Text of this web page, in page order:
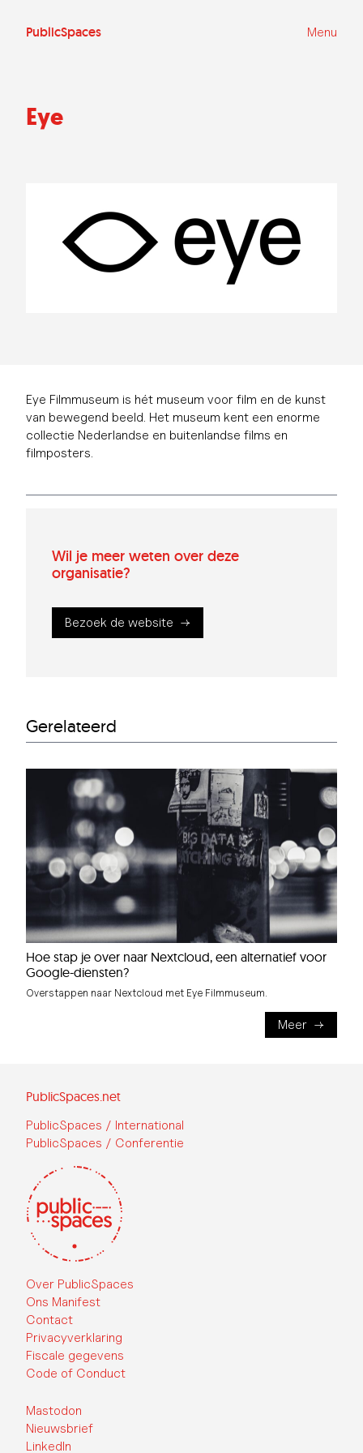
PublicSpaces Menu
Eye
Eye Filmmuseum is hét museum voor film en de kunst
van bewegend beeld. Het museum kent een enorme
collectie Nederlandse en buitenlandse films en
filmposters.
Wil je meer weten over deze
organisatie?
Bezoek de website
Gerelateerd
Hoe stap je over naar Nextcloud, een alternatief voor
Google-diensten?
Overstappen naar Nextcloud met Eye Filmmuseum.
Meer
PublicSpaces.net
PublicSpaces / International
PublicSpaces / Conferentie
Over PublicSpaces
Ons Manifest
Contact
Privacyverklaring
Fiscale gegevens
Code of Conduct
Mastodon
Nieuwsbrief
LinkedIn